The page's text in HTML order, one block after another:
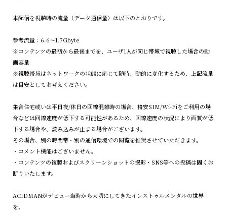
本配信を視聴時の流量（データ通信量）は以下のとおりです。
参考流量：6.6～1.7Gbyte
※コンテンツの最初から最後までを、ユーザ1人が同じ帯域で視聴した場合の動
画容量
※視聴帯域はネットワークの状態に応じて随時、動的に変化するため、上記流量
は目安としてお考えください。
集合住宅或いは平日夜/休日の回線混雑時の場合、格安SIM/Wi-Fiをご利用の場
合などは回線速度が低下する可能性があるため、回線速度の状況により画質が低
下する場合や、読み込みが止まる場合がございます。
その場合、別の時間帯・別の通信環境での閲覧を推奨させていただきます。
・コメント機能はございません。
・コンテンツの複製およびスクリーンショットの撮影・SNS等への投稿は固くお
断りいたします。
ACIDMANがデビュー当時から大切にしてきたインストゥルメンタルの世界
を、